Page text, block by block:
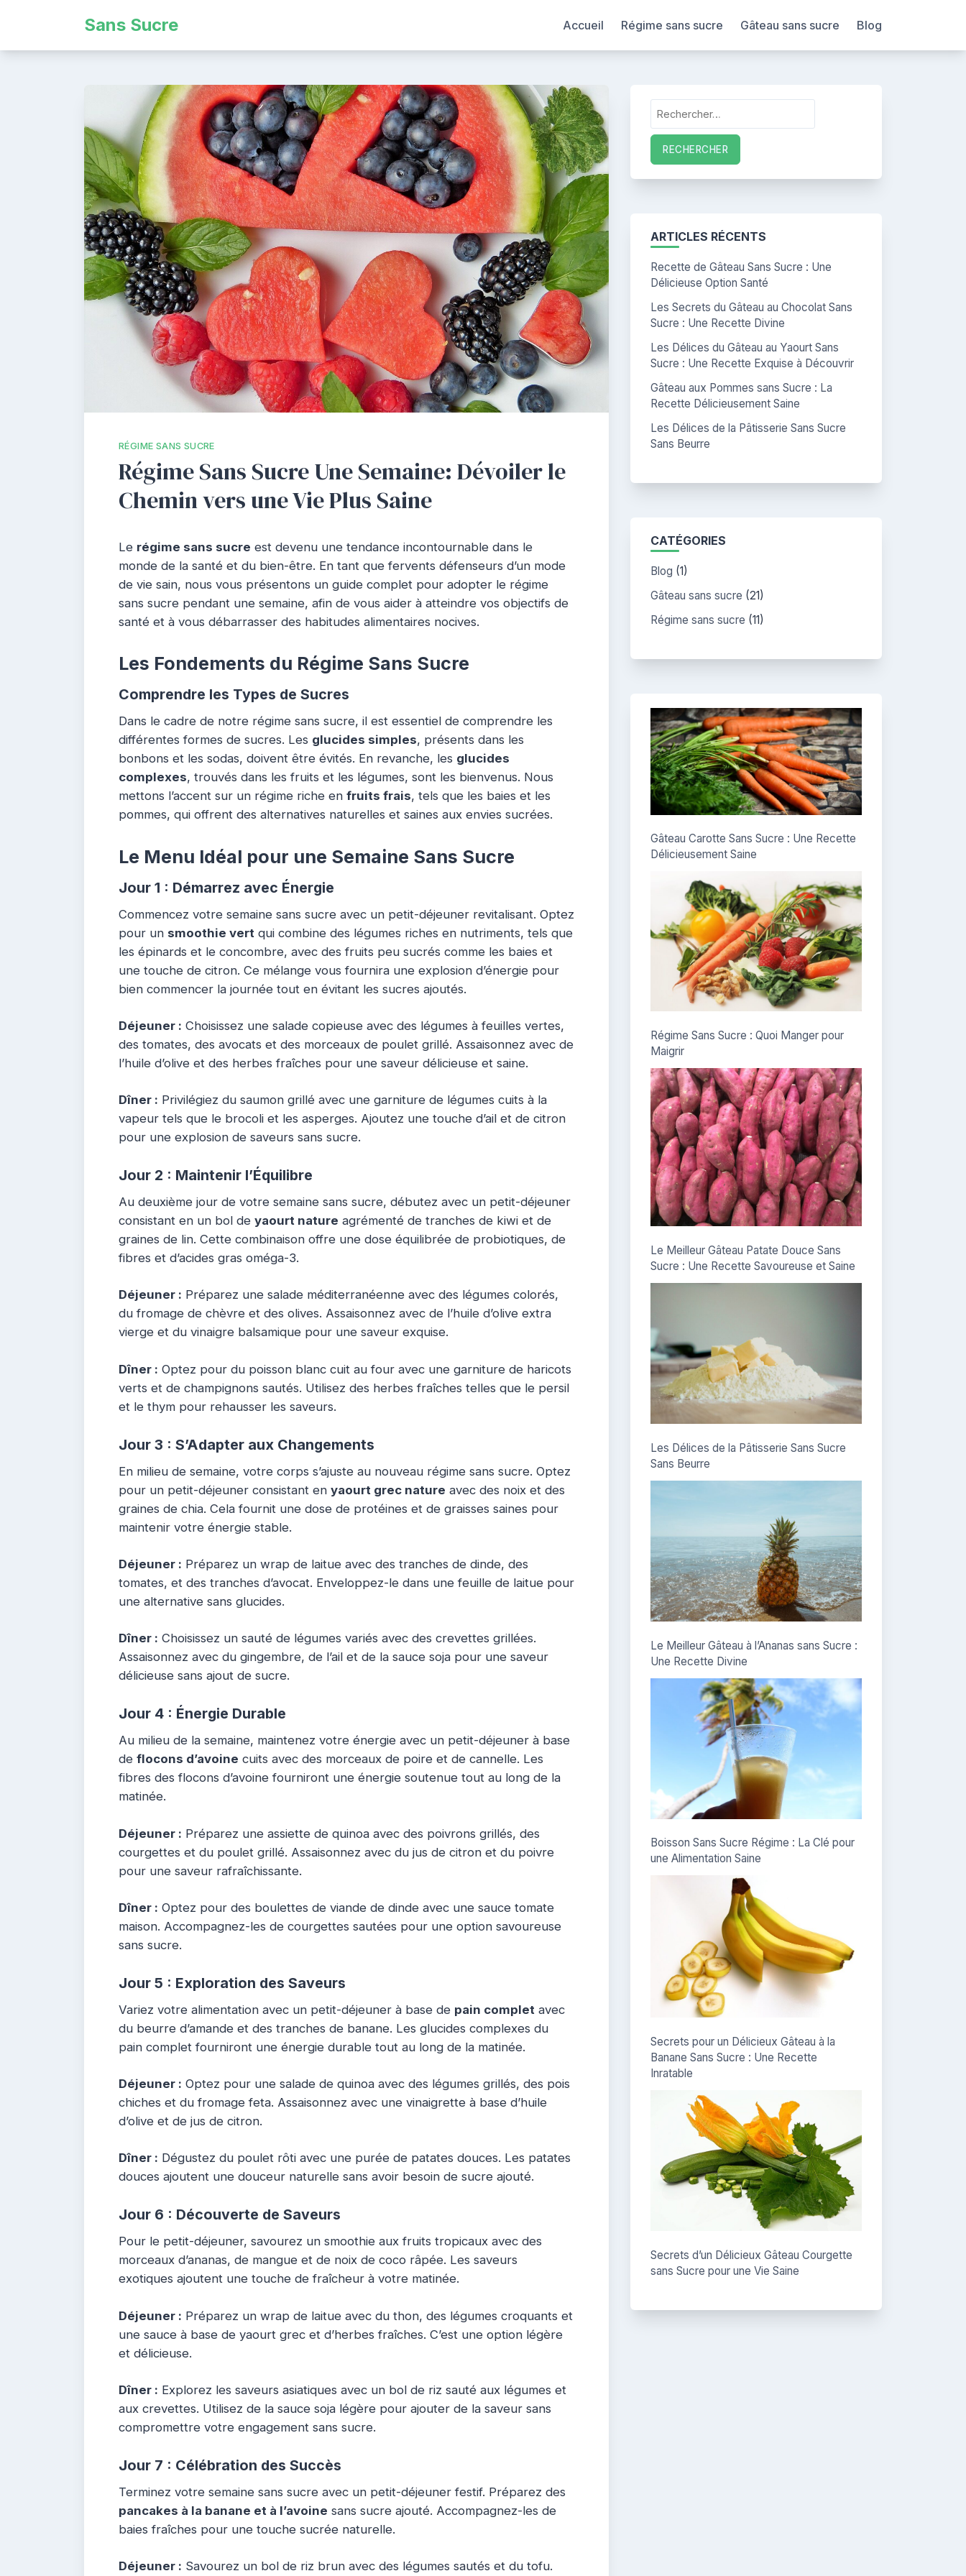
Sans Sucre Accueil Régime sans sucre Gâteau sans sucre Blog
RÉGIME SANS SUCRE
Régime Sans Sucre Une Semaine: Dévoiler le
Chemin vers une Vie Plus Saine
Le régime sans sucre est devenu une tendance incontournable dans le
monde de la santé et du bien-être. En tant que fervents défenseurs d’un mode
de vie sain, nous vous présentons un guide complet pour adopter le régime
sans sucre pendant une semaine, afin de vous aider à atteindre vos objectifs de
santé et à vous débarrasser des habitudes alimentaires nocives.
Les Fondements du Régime Sans Sucre
Comprendre les Types de Sucres
Dans le cadre de notre régime sans sucre, il est essentiel de comprendre les
différentes formes de sucres. Les glucides simples, présents dans les
bonbons et les sodas, doivent être évités. En revanche, les glucides
complexes, trouvés dans les fruits et les légumes, sont les bienvenus. Nous
mettons l’accent sur un régime riche en fruits frais, tels que les baies et les
pommes, qui offrent des alternatives naturelles et saines aux envies sucrées.
Le Menu Idéal pour une Semaine Sans Sucre
Jour 1 : Démarrez avec Énergie
Commencez votre semaine sans sucre avec un petit-déjeuner revitalisant. Optez
pour un smoothie vert qui combine des légumes riches en nutriments, tels que
les épinards et le concombre, avec des fruits peu sucrés comme les baies et
une touche de citron. Ce mélange vous fournira une explosion d’énergie pour
bien commencer la journée tout en évitant les sucres ajoutés.
Déjeuner : Choisissez une salade copieuse avec des légumes à feuilles vertes,
des tomates, des avocats et des morceaux de poulet grillé. Assaisonnez avec de
l’huile d’olive et des herbes fraîches pour une saveur délicieuse et saine.
Dîner : Privilégiez du saumon grillé avec une garniture de légumes cuits à la
vapeur tels que le brocoli et les asperges. Ajoutez une touche d’ail et de citron
pour une explosion de saveurs sans sucre.
Jour 2 : Maintenir l’Équilibre
Au deuxième jour de votre semaine sans sucre, débutez avec un petit-déjeuner
consistant en un bol de yaourt nature agrémenté de tranches de kiwi et de
graines de lin. Cette combinaison offre une dose équilibrée de probiotiques, de
fibres et d’acides gras oméga-3.
Déjeuner : Préparez une salade méditerranéenne avec des légumes colorés,
du fromage de chèvre et des olives. Assaisonnez avec de l’huile d’olive extra
vierge et du vinaigre balsamique pour une saveur exquise.
Dîner : Optez pour du poisson blanc cuit au four avec une garniture de haricots
verts et de champignons sautés. Utilisez des herbes fraîches telles que le persil
et le thym pour rehausser les saveurs.
Jour 3 : S’Adapter aux Changements
En milieu de semaine, votre corps s’ajuste au nouveau régime sans sucre. Optez
pour un petit-déjeuner consistant en yaourt grec nature avec des noix et des
graines de chia. Cela fournit une dose de protéines et de graisses saines pour
maintenir votre énergie stable.
Déjeuner : Préparez un wrap de laitue avec des tranches de dinde, des
tomates, et des tranches d’avocat. Enveloppez-le dans une feuille de laitue pour
une alternative sans glucides.
Dîner : Choisissez un sauté de légumes variés avec des crevettes grillées.
Assaisonnez avec du gingembre, de l’ail et de la sauce soja pour une saveur
délicieuse sans ajout de sucre.
Jour 4 : Énergie Durable
Au milieu de la semaine, maintenez votre énergie avec un petit-déjeuner à base
de flocons d’avoine cuits avec des morceaux de poire et de cannelle. Les
fibres des flocons d’avoine fourniront une énergie soutenue tout au long de la
matinée.
Déjeuner : Préparez une assiette de quinoa avec des poivrons grillés, des
courgettes et du poulet grillé. Assaisonnez avec du jus de citron et du poivre
pour une saveur rafraîchissante.
Dîner : Optez pour des boulettes de viande de dinde avec une sauce tomate
maison. Accompagnez-les de courgettes sautées pour une option savoureuse
sans sucre.
Jour 5 : Exploration des Saveurs
Variez votre alimentation avec un petit-déjeuner à base de pain complet avec
du beurre d’amande et des tranches de banane. Les glucides complexes du
pain complet fourniront une énergie durable tout au long de la matinée.
Déjeuner : Optez pour une salade de quinoa avec des légumes grillés, des pois
chiches et du fromage feta. Assaisonnez avec une vinaigrette à base d’huile
d’olive et de jus de citron.
Dîner : Dégustez du poulet rôti avec une purée de patates douces. Les patates
douces ajoutent une douceur naturelle sans avoir besoin de sucre ajouté.
Jour 6 : Découverte de Saveurs
Pour le petit-déjeuner, savourez un smoothie aux fruits tropicaux avec des
morceaux d’ananas, de mangue et de noix de coco râpée. Les saveurs
exotiques ajoutent une touche de fraîcheur à votre matinée.
Déjeuner : Préparez un wrap de laitue avec du thon, des légumes croquants et
une sauce à base de yaourt grec et d’herbes fraîches. C’est une option légère
et délicieuse.
Dîner : Explorez les saveurs asiatiques avec un bol de riz sauté aux légumes et
aux crevettes. Utilisez de la sauce soja légère pour ajouter de la saveur sans
compromettre votre engagement sans sucre.
Jour 7 : Célébration des Succès
Terminez votre semaine sans sucre avec un petit-déjeuner festif. Préparez des
pancakes à la banane et à l’avoine sans sucre ajouté. Accompagnez-les de
baies fraîches pour une touche sucrée naturelle.
Déjeuner : Savourez un bol de riz brun avec des légumes sautés et du tofu.
ARTICLES RÉCENTS
Recette de Gâteau Sans Sucre : Une
Délicieuse Option Santé
Les Secrets du Gâteau au Chocolat Sans
Sucre : Une Recette Divine
Les Délices du Gâteau au Yaourt Sans
Sucre : Une Recette Exquise à Découvrir
Gâteau aux Pommes sans Sucre : La
Recette Délicieusement Saine
Les Délices de la Pâtisserie Sans Sucre
Sans Beurre
CATÉGORIES
Blog (1)
Gâteau sans sucre (21)
Régime sans sucre (11)
Gâteau Carotte Sans Sucre : Une Recette
Délicieusement Saine
Régime Sans Sucre : Quoi Manger pour
Maigrir
Le Meilleur Gâteau Patate Douce Sans
Sucre : Une Recette Savoureuse et Saine
Les Délices de la Pâtisserie Sans Sucre
Sans Beurre
Le Meilleur Gâteau à l’Ananas sans Sucre :
Une Recette Divine
Boisson Sans Sucre Régime : La Clé pour
une Alimentation Saine
Secrets pour un Délicieux Gâteau à la
Banane Sans Sucre : Une Recette
Inratable
Secrets d’un Délicieux Gâteau Courgette
sans Sucre pour une Vie Saine